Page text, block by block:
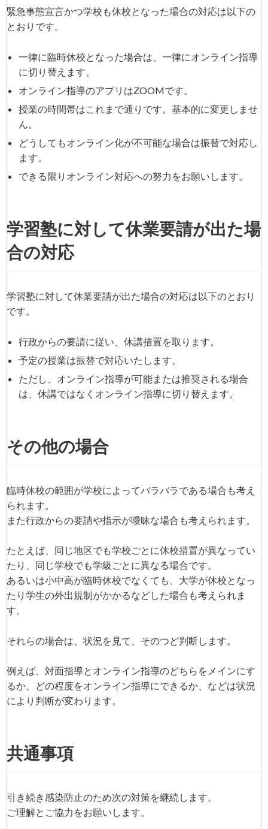
緊急事態宣言かつ学校も休校となった場合の対応は以下の
とおりです。
一律に臨時休校となった場合は、一律にオンライン指導
に切り替えます。
オンライン指導のアプリはZOOMです。
授業の時間帯はこれまで通りです。基本的に変更しませ
ん。
どうしてもオンライン化が不可能な場合は振替で対応し
ます。
できる限りオンライン対応への努力をお願いします。
学習塾に対して休業要請が出た場
合の対応
学習塾に対して休業要請が出た場合の対応は以下のとおり
です。
行政からの要請に従い、休講措置を取ります。
予定の授業は振替で対応いたします。
ただし、オンライン指導が可能または推奨される場合
は、休講ではなくオンライン指導に切り替えます。
その他の場合
臨時休校の範囲が学校によってバラバラである場合も考え
られます。
また行政からの要請や指示が曖昧な場合も考えられます。
たとえば、同じ地区でも学校ごとに休校措置が異なってい
たり、同じ学校でも学級ごとに異なる場合です。
あるいは小中高が臨時休校でなくても、大学が休校となっ
たり学生の外出規制がかかるなどした場合も考えられま
す。
それらの場合は、状況を見て、そのつど判断します。
例えば、対面指導とオンライン指導のどちらをメインにす
るか、どの程度をオンライン指導にできるか、などは状況
により判断が変わります。
共通事項
引き続き感染防止のため次の対策を継続します。
ご理解とご協力をお願いします。